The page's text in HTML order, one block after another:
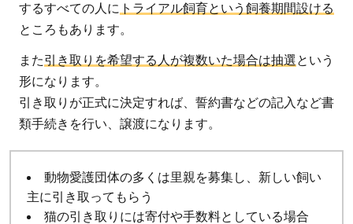
するすべての人に トライアル飼育という飼養期間設ける
ところもあります。
また引き取りを希望する人が複数いた場合は抽選という
形になります。
引き取りが正式に決定すれば、誓約書などの記入など書
類手続きを行い、譲渡になります。
動物愛護団体の多くは里親を募集し、新しい飼い
主に引き取ってもらう
猫の引き取りには寄付や手数料としている場合